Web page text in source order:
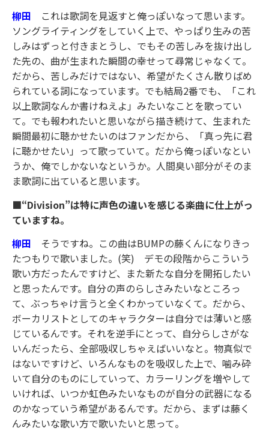
柳田 これは歌詞を見返すと俺っぽいなって思います。
ソングライティングをしていく上で、やっぱり生みの苦
しみはずっと付きまとうし、でもその苦しみを抜け出し
た先の、曲が生まれた瞬間の幸せって尋常じゃなくて。
だから、苦しみだけではない、希望がたくさん散りばめ
られている詞になっています。でも結局2番でも、「これ
以上歌詞なんか書けねえよ」みたいなことを歌ってい
て。でも報われたいと思いながら描き続けて、生まれた
瞬間最初に聴かせたいのはファンだから、「真っ先に君
に聴かせたい」って歌っていて。だから俺っぽいなとい
うか、俺でしかないなというか。人間臭い部分がそのま
ま歌詞に出ていると思います。
■“Division”は特に声色の違いを感じる楽曲に仕上がっ
ていますね。
柳田 そうですね。この曲はBUMPの藤くんになりきっ
たつもりで歌いました。(笑) デモの段階からこういう
歌い方だったんですけど、また新たな自分を開拓したい
と思ったんです。自分の声のらしさみたいなところっ
て、ぶっちゃけ言うと全くわかっていなくて。だから、
ボーカリストとしてのキャラクターは自分では薄いと感
じているんです。それを逆手にとって、自分らしさがな
いんだったら、全部吸収しちゃえばいいなと。物真似で
はないですけど、いろんなものを吸収した上で、噛み砕
いて自分のものにしていって、カラーリングを増やして
いければ、いつか虹色みたいなものが自分の武器になる
のかなっていう希望があるんです。だから、まずは藤く
んみたいな歌い方で歌いたいと思って。